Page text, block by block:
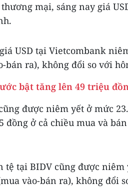
mại, sáng nay giá
USD tại Vietcombank
bán ra), không đổi so với
bật tăng lên 49 triệu
được niêm yết ở mức
đồng ở cả chiều mua và
tệ tại BIDV cũng được niêm
vào-bán ra), không đổi